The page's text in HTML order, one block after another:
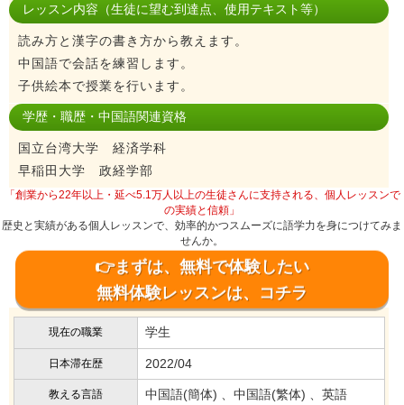
レッスン内容（生徒に望む到達点、使用テキスト等）
読み方と漢字の書き方から教えます。
中国語で会話を練習します。
子供絵本で授業を行います。
学歴・職歴・中国語関連資格
国立台湾大学 経済学科
早稲田大学 政経学部
「創業から22年以上・延べ5.1万人以上の生徒さんに支持される、個人レッスンで
の実績と信頼」
歴史と実績がある個人レッスンで、効率的かつスムーズに語学力を身につけてみま
せんか。
👉まずは、無料で体験したい
無料体験レッスンは、コチラ
現在の職業 学生
日本滞在歴 2022/04
教える言語 中国語(簡体) 、中国語(繁体) 、英語